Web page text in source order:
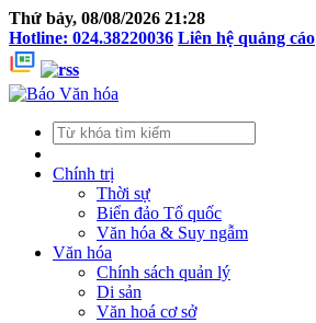
Thứ bảy, 08/08/2026 21:28
Hotline: 024.38220036 Liên hệ quảng cáo
Chính trị
Thời sự
Biển đảo Tổ quốc
Văn hóa & Suy ngẫm
Văn hóa
Chính sách quản lý
Di sản
Văn hoá cơ sở